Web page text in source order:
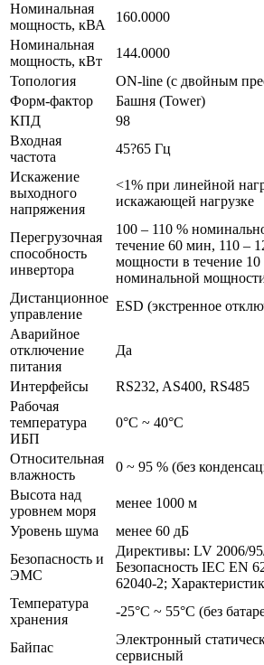
Номинальная
мощность, кВА
160.0000
Номинальная
мощность, кВт
144.0000
Топология
ON-line (с двойным
Форм-фактор
Башня (Tower)
КПД
98
Входная
частота
45?65 Гц
Искажение
выходного
напряжения
<1% при линейной
искажающей нагрузке
Перегрузочная
способность
инвертора
100 – 110 %
течение 60 мин, 110 –
мощности в течение
номинальной
Дистанционное
управление
ESD (экстренное
Аварийное
отключение
питания
Да
Интерфейсы
RS232, AS400, RS485
Рабочая
температура
ИБП
0°C ~ 40°C
Относительная
влажность
0 ~ 95 % (без
Высота над
уровнем моря
менее 1000 м
Уровень шума
менее 60 дБ
Безопасность и
ЭМС
Директивы: LV 2006/
Безопасность IEC EN
62040-2;
Температура
хранения
-25°C ~ 55°C (без
Байпас
Электронный
сервисный